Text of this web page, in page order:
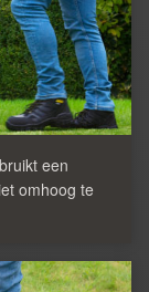
een
omhoog te